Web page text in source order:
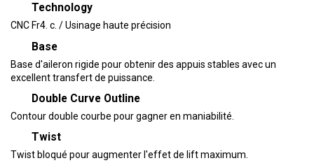
Technology
CNC Fr4. c. / Usinage haute précision
Base
Base d'aileron rigide pour obtenir des appuis stables avec un
excellent transfert de puissance.
Double Curve Outline
Contour double courbe pour gagner en maniabilité.
Twist
Twist bloqué pour augmenter l'effet de lift maximum.